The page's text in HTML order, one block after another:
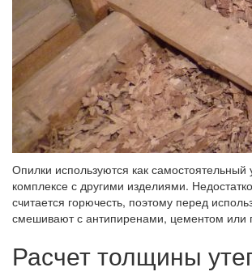
Опилки используются как самостоятельный
комплексе с другими изделиями.
считается горючесть, поэтому перед
смешивают с антипиренами, цементом или
Расчет толщины